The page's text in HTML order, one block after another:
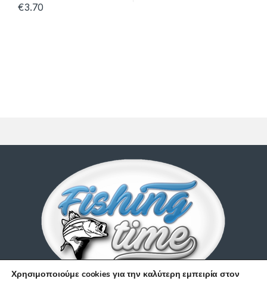
€3.70
Χρησιμοποιούμε cookies για την καλύτερη εμπειρία στον